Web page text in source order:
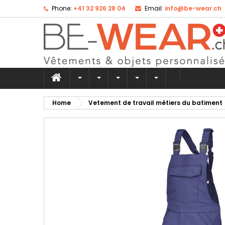
Phone: +41 32 926 28 04 Email: info@be-wear.ch
Home Vetement de travail métiers du batiment